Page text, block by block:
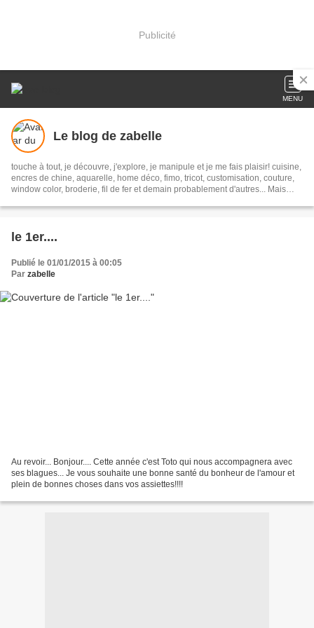
Publicité
MENU
Le blog de zabelle
touche à tout, je découvre, j'explore, je manipule et je me fais plaisir! cuisine,
encres de chine, aquarelle, home déco, fimo, tricot, customisation, couture,
window color, broderie, fil de fer et demain probablement d'autres... Mais
le 1er....
Publié le 01/01/2015 à 00:05
Par zabelle
Au revoir... Bonjour.... Cette année c'est Toto qui nous accompagnera avec
ses blagues... Je vous souhaite une bonne santé du bonheur de l'amour et
plein de bonnes choses dans vos assiettes!!!!